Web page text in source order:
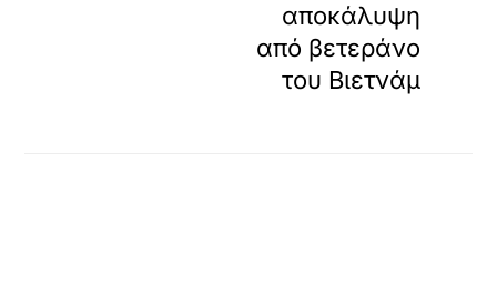
αποκάλυψη
από βετεράνο
του Βιετνάμ